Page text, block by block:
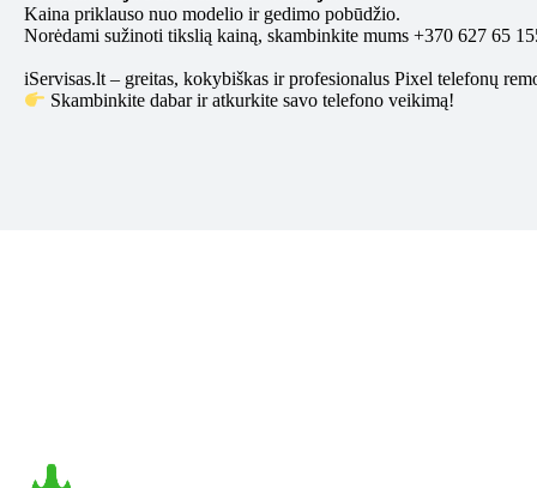
Kaina priklauso nuo modelio ir gedimo pobūdžio.
Norėdami sužinoti tikslią kainą, skambinkite mums +370 627 65
iServisas.lt – greitas, kokybiškas ir profesionalus Pixel telefonų
Skambinkite dabar ir atkurkite savo telefono veikimą!